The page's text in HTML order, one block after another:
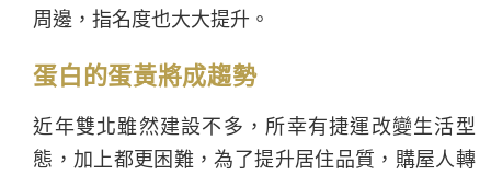
周邊，指名度也大大提升。
蛋白的蛋黃將成趨勢
近年雙北雖然建設不多，所幸有捷運改變生活型
態，加上都更困難，為了提升居住品質，購屋人轉